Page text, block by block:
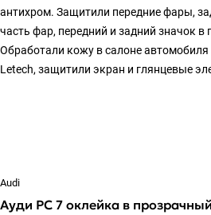
антихром. Защитили передние фары,
часть фар, передний и задний значок
Обработали кожу в салоне
Letech, защитили экран и глянцевые
Audi
Ауди РС 7 оклейка в